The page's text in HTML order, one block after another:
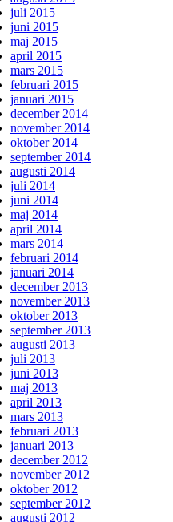
juli 2015
juni 2015
maj 2015
april 2015
mars 2015
februari 2015
januari 2015
december 2014
november 2014
oktober 2014
september 2014
augusti 2014
juli 2014
juni 2014
maj 2014
april 2014
mars 2014
februari 2014
januari 2014
december 2013
november 2013
oktober 2013
september 2013
augusti 2013
juli 2013
juni 2013
maj 2013
april 2013
mars 2013
februari 2013
januari 2013
december 2012
november 2012
oktober 2012
september 2012
augusti 2012